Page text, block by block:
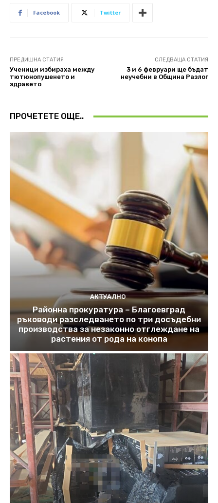
Facebook Twitter
ПРЕДИШНА СТАТИЯ
Ученици избираха между
тютюнопушенето и
здравето
СЛЕДВАЩА СТАТИЯ
3 и 6 февруари ще бъдат
неучебни в Oбщина Разлог
ПРОЧЕТЕТЕ ОЩЕ..
АКТУАЛНО
Районна прокуратура – Благоевград
ръководи разследването по три досъдебни
производства за незаконно отглеждане на
растения от рода на конопа